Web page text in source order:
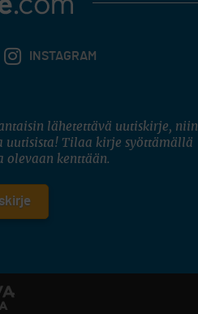
INSTAGRAM
lähetettävä uutiskirje, niin
uutisista! Tilaa kirje syöttämällä
olevaan kenttään.